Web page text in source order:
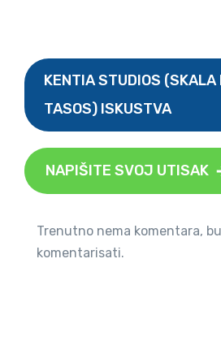
KENTIA STUDIOS (SKALA
TASOS) ISKUSTVA
NAPIŠITE SVOJ UTISAK
Trenutno nema komentara,
komentarisati.